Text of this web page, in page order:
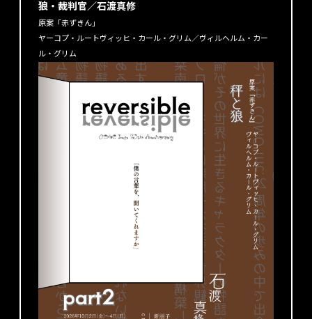
狼・裁判官／石渡真修
原案「赤ずきん」
ヤーコプ・ルートヴィッヒ・カール・グリム／ヴィルヘルム・カー
ル・グリム